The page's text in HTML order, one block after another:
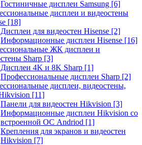
Гостиничные дисплеи Samsung [6]
дисплеи и видеостены
[18]
Дисплеи для видеостен Hisense [2]
Информационные дисплеи Hisense [16]
ЖК дисплеи и
Sharp [3]
Дисплеи 4K и 8K Sharp [1]
Профессиональные дисплеи Sharp [2]
дисплеи, видеостены,
[11]
Панели для видеостен Hikvision [3]
Информационные дисплеи Hikvision со
встроенной ОС Andriod [1]
Крепления для экранов и видеостен
Hikvision [7]